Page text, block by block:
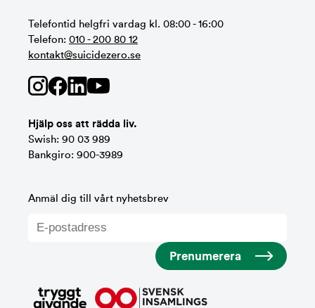
Telefontid helgfri vardag kl. 08:00 - 16:00
Telefon: 010 - 200 80 12
kontakt@suicidezero.se
Hjälp oss att rädda liv.
Swish: 90 03 989
Bankgiro: 900-3989
Anmäl dig till vårt nyhetsbrev
Prenumerera